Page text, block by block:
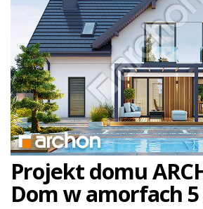
Projekt domu
Dom w amorfach 5